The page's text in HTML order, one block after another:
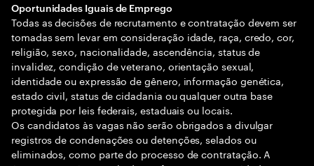
Oportunidades Iguais de Emprego
Todas as decisões de recrutamento e contratação devem ser
tomadas sem levar em consideração idade, raça, credo, cor,
religião, sexo, nacionalidade, ascendência, status de
invalidez, condição de veterano, orientação sexual,
identidade ou expressão de gênero, informação genética,
estado civil, status de cidadania ou qualquer outra base
protegida por leis federais, estaduais ou locais.
Os candidatos às vagas não serão obrigados a divulgar
registros de condenações ou detenções, selados ou
eliminados, como parte do processo de contratação. A